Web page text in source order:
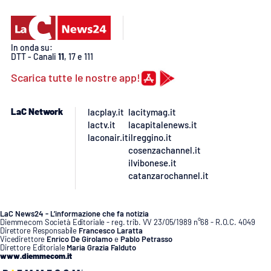
Buona Sanità Calabria
LA
CALABRIAVISIONE
Destinazioni
LAC
NETWORK
In onda su:
DTT - Canali 11, 17 e 111
Scarica tutte le nostre app!
LaC Network
lacplay.it
lactv.it
laconair.it
lacitymag.it
lacapitalenews.it
ilreggino.it
cosenzachannel.it
ilvibonese.it
catanzarochannel.it
LaC News24 - L’informazione che fa notizia
Diemmecom Società Editoriale - reg. trib. VV 23/05/1989 n°68 - R.O.C. 4049
Direttore Responsabile Francesco Laratta
Vicedirettore Enrico De GirolamoePablo Petrasso
Direttore Editoriale Maria Grazia Falduto
www.diemmecom.it